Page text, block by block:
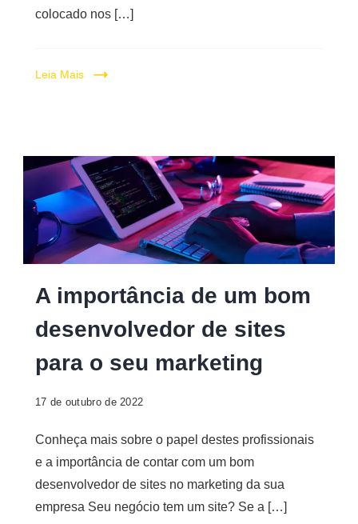
colocado nos […]
Leia Mais
de
site
A importância de um bom
desenvolvedor de sites
para o seu marketing
17 de outubro de 2022
Conheça mais sobre o papel destes profissionais
e a importância de contar com um bom
desenvolvedor de sites no marketing da sua
empresa Seu negócio tem um site? Se a […]